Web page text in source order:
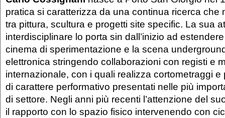
pratica si caratterizza da una continua ricerca che
tra pittura, scultura e progetti site specific. La sua
interdisciplinare lo porta sin dall’inizio ad
cinema di sperimentazione e la scena
elettronica stringendo collaborazioni con registi e
internazionale, con i quali realizza cortometraggi
di carattere performativo presentati nelle più
di settore. Negli anni più recenti l’attenzione del
il rapporto con lo spazio fisico intervenendo con